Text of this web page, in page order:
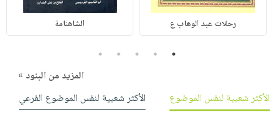
رحلات عبد الوهاب ع الشاهنامة
1
2
3
4
5
المزيد من البنود »
الأكثر شعبية لنفس الموضوع
الأكثر شعبية لنفس الموضوع الفرعي